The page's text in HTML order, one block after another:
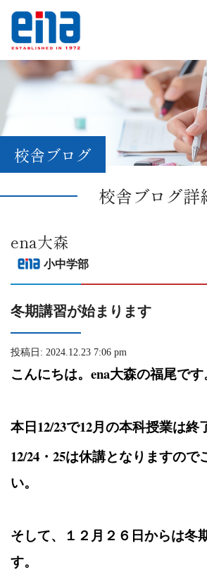
校舎ブログ
校舎ブログ詳
ena大森
小中学部
冬期講習が始まります
投稿日: 2024.12.23 7:06 pm
こんにちは。ena大森の福尾です
本日12/23で12月の本科授業は終
12/24・25は休講となりますので
い。
そして、１２月２６日からは冬
す。